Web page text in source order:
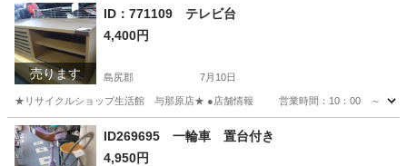
沖縄 島尻郡
売ります
ID：771109 テレビ台
4,400円
島尻郡 7月10日
★リサイクルショップ生活館 与那原店★ ●店舗情報 営業時間：10：00 ～ 19
沖縄 島尻郡
ID269695 一輪車 置台付き
4,950円